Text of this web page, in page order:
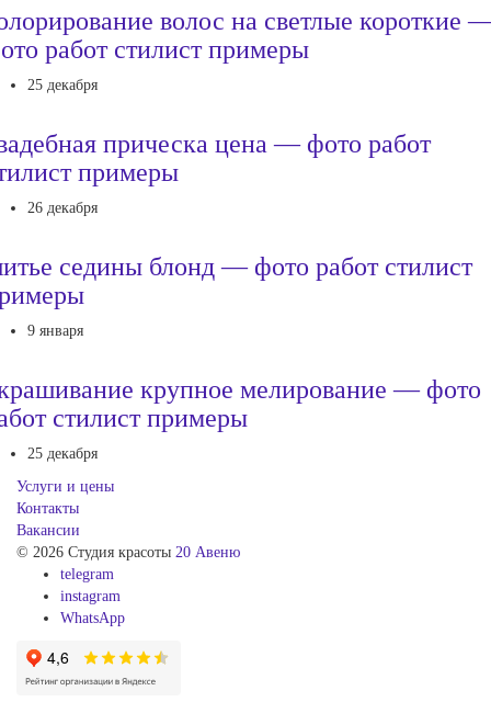
волос на светлые короткие
работ стилист примеры
25 декабря
прическа цена — фото работ
примеры
26 декабря
седины блонд — фото работ стилист
9 января
крупное мелирование — фото
стилист примеры
25 декабря
Услуги и цены
Контакты
Вакансии
© 2026 Студия красоты 20 Авеню
telegram
instagram
WhatsApp